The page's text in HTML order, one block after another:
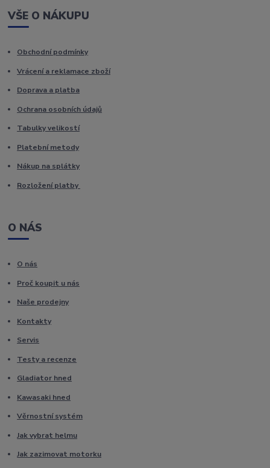
VŠE O NÁKUPU
Obchodní podmínky
Vrácení a reklamace zboží
Doprava a platba
Ochrana osobních údajů
Tabulky velikostí
Platební metody
Nákup na splátky
Rozložení platby
O NÁS
O nás
Proč koupit u nás
Naše prodejny
Kontakty
Servis
Testy a recenze
Gladiator hned
Kawasaki hned
Věrnostní systém
Jak vybrat helmu
Jak zazimovat motorku